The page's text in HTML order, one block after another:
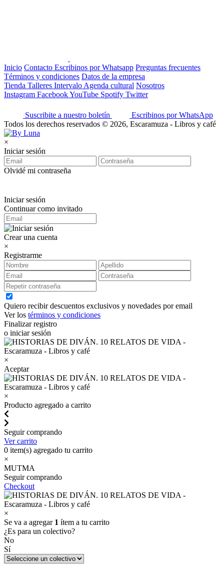
Inicio Contacto Escribinos por Whatsapp Preguntas frecuentes
Términos y condiciones Datos de la empresa
Tienda Talleres Intervalo Agenda cultural Nosotros
Instagram FacebookYouTube Spotify Twitter
Suscribite a nuestro boletín
Escribinos por WhatsApp
Todos los derechos reservados © 2026, Escaramuza - Libros y café
×
Iniciar sesión
Olvidé mi contraseña
Iniciar sesión
Continuar como invitado
Crear una cuenta
×
Registrarme
Quiero recibir descuentos exclusivos y novedades por email
Ver los términos y condiciones
Finalizar registro
o iniciar sesión
×
Aceptar
×
Producto agregado a carrito
Seguir comprando
Ver carrito
0 item(s) agregado tu carrito
×
MUTMA
Seguir comprando
Checkout
×
Se va a agregar 1 ítem a tu carrito
¿Es para un colectivo?
No
Sí